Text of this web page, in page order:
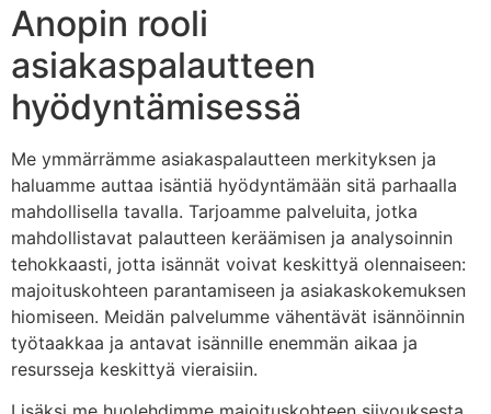
Anopin rooli
asiakaspalautteen
hyödyntämisessä
Me ymmärrämme asiakaspalautteen merkityksen ja
haluamme auttaa isäntiä hyödyntämään sitä parhaalla
mahdollisella tavalla. Tarjoamme palveluita, jotka
mahdollistavat palautteen keräämisen ja analysoinnin
tehokkaasti, jotta isännät voivat keskittyä olennaiseen:
majoituskohteen parantamiseen ja asiakaskokemuksen
hiomiseen. Meidän palvelumme vähentävät isännöinnin
työtaakkaa ja antavat isännille enemmän aikaa ja
resursseja keskittyä vieraisiin.